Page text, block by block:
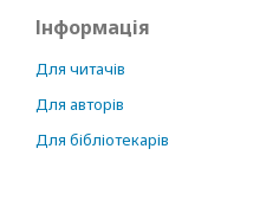
Інформація
Для читачів
Для авторів
Для бібліотекарів